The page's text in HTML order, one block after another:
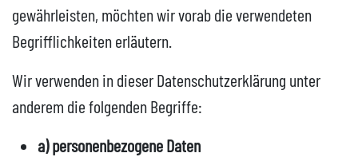
gewährleisten, möchten wir vorab die verwendeten
Begrifflichkeiten erläutern.
Wir verwenden in dieser Datenschutzerklärung unter
anderem die folgenden Begriffe:
a) personenbezogene Daten